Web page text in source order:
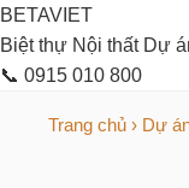
BETAVIET
Biệt thự Nội thất Dự
📞 0915 010 800
Trang chủ › Dự